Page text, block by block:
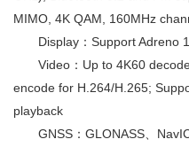
MIMO, 4K QAM, 160MHz
Display：Support Adreno
Video：Up to 4K60 decode
encode for H.264/H.265;
playback
GNSS：GLONASS、NavIC